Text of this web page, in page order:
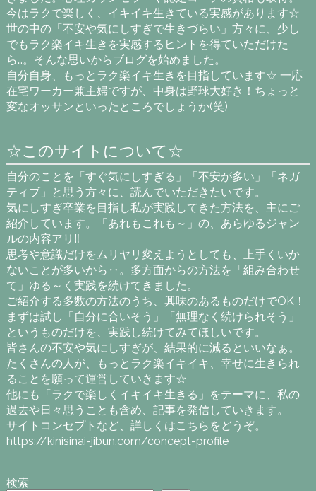
今はラクで楽しく、イキイキ生きている実感があります☆
世の中の「不安や気にしすぎで生きづらい」方々に、少し
でもラク楽イキ生きを実感するヒントを得ていただけた
ら…。そんな思いからブログを始めました。
自分自身、もっとラク楽イキ生きを目指しています☆ 一応
在宅ワーカー兼主婦ですが、中身は野球大好き！ちょっと
変なオッサンといったところでしょうか(笑)
☆このサイトについて☆
自分のことを「すぐ気にしすぎる」「不安が多い」「ネガ
ティブ」と思う方々に、読んでいただきたいです。
気にしすぎ卒業を目指し私が実践してきた方法を、主にご
紹介しています。「あれもこれも～」の、あらゆるジャン
ルの内容アリ‼
思考や意識だけをムリヤリ変えようとしても、上手くいか
ないことが多いから‥。多方面からの方法を「組み合わせ
て」ゆる～く実践を続けてきました。
ご紹介する多数の方法のうち、興味のあるものだけでOK！
まずは試し「自分に合いそう」「無理なく続けられそう」
というものだけを、実践し続けてみてほしいです。
皆さんの不安や気にしすぎが、結果的に減るといいなぁ。
たくさんの人が、もっとラク楽イキイキ、幸せに生きられ
ることを願って運営していきます☆
他にも「ラクで楽しくイキイキ生きる」をテーマに、私の
過去や日々思うことも含め、記事を発信していきます。
サイトコンセプトなど、詳しくはこちらをどうぞ。
https://kinisinai-jibun.com/concept-profile
検索